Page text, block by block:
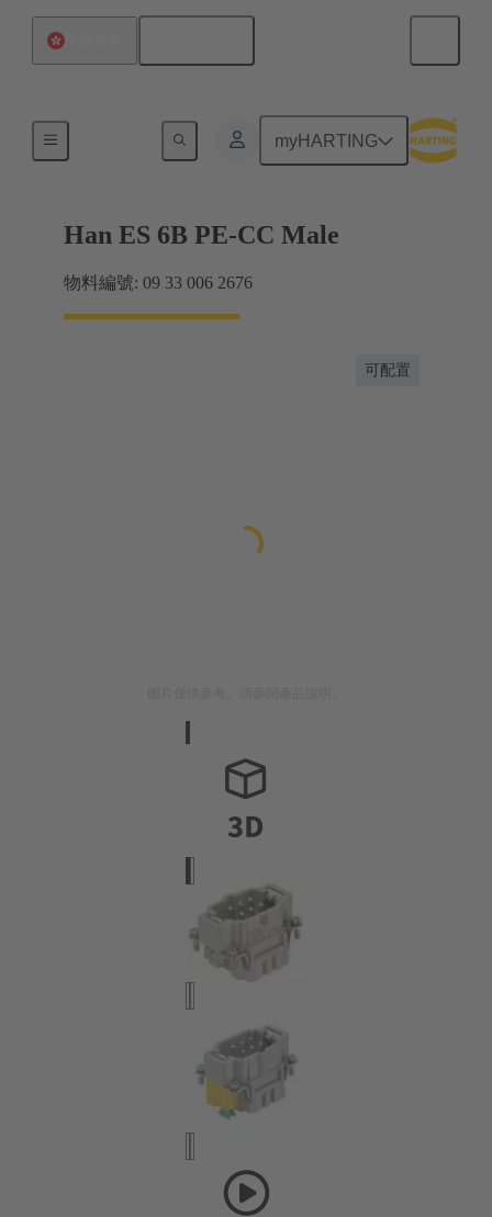
myHARTING
電流高達 16 A
Han ES 6B PE-CC Male
物料編號: 09 33 006 2676
可配置